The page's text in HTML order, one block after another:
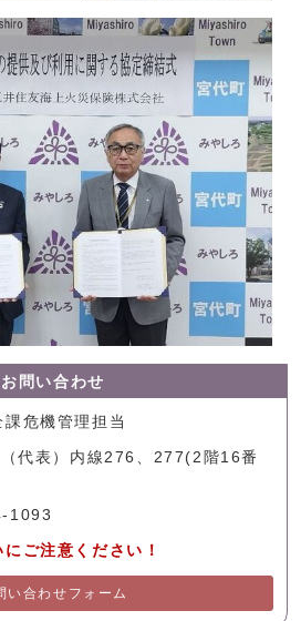
お問い合わせ
危機管理担当
代表）内線276、277(2階16番
1093
ご注意ください！
い合わせフォーム